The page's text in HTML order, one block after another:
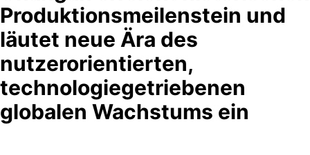
Produktionsmeilenstein und
läutet neue Ära des
nutzerorientierten,
technologiegetriebenen
globalen Wachstums ein